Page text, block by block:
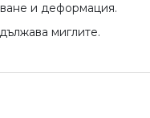
и деформация.
миглите.